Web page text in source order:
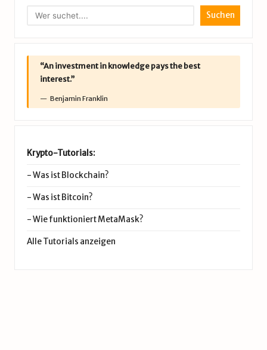
Suchen
“An investment in knowledge pays the best
interest.”
Benjamin Franklin
Krypto-Tutorials:
-Was ist Blockchain?
-Was ist Bitcoin?
-Wie funktioniert MetaMask?
Alle Tutorials anzeigen